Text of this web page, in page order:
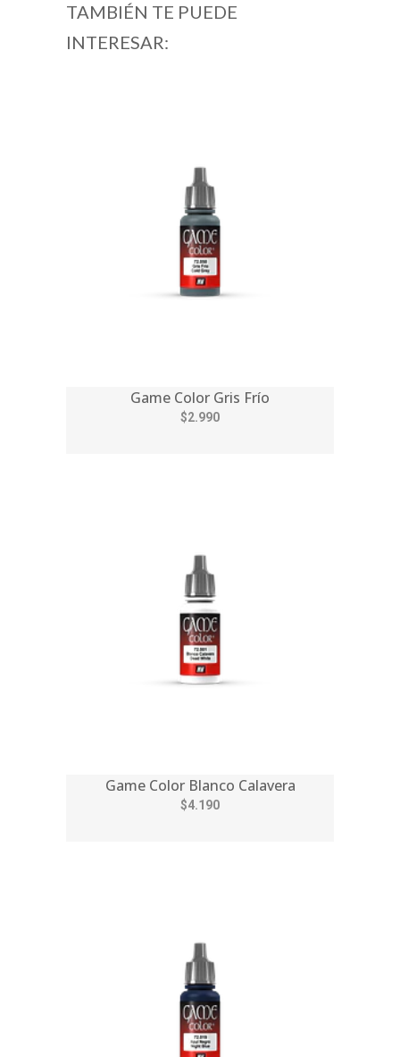
TAMBIÉN TE PUEDE
INTERESAR:
Game Color Gris Frío
$2.990
Game Color Blanco Calavera
$4.190